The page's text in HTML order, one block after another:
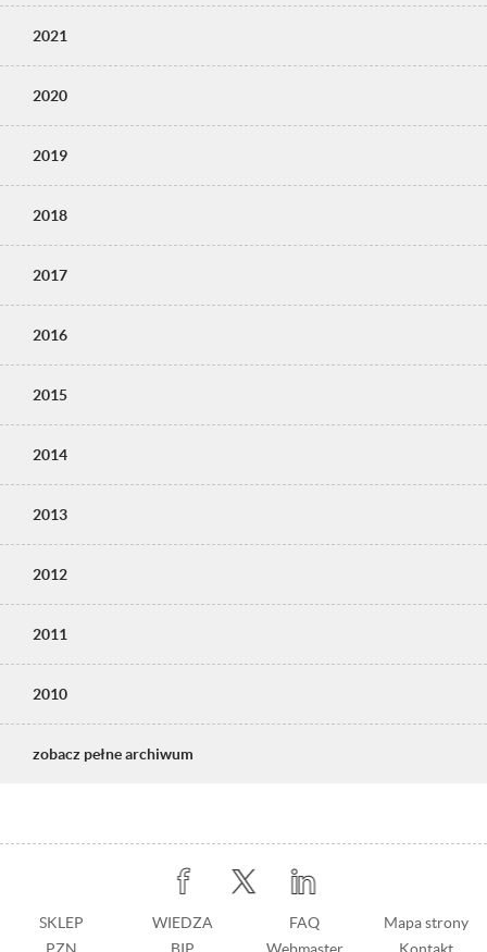
2021
2020
2019
2018
2017
2016
2015
2014
2013
2012
2011
2010
zobacz pełne archiwum
StopkaSKLEP
WIEDZA
Mapa strony
FAQ